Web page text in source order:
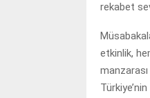
rekabet
etkinlik,